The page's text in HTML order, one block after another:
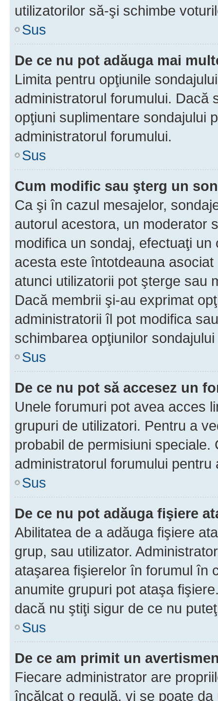
utilizatorilor să-şi schimbe
Sus
De ce nu pot adăuga mai
Limita pentru opţiunile
administratorul forumului. Dacă
opţiuni suplimentare sondajului
administratorul forumului.
Sus
Cum modific sau şterg un
Ca şi în cazul mesajelor,
autorul acestora, un moderator
modifica un sondaj, efectuaţi
acesta este întotdeauna
atunci utilizatorii pot şterge sau
Dacă membrii şi-au exprimat
administratorii îl pot modifica
schimbarea opţiunilor
Sus
De ce nu pot să accesez un
Unele forumuri pot avea acces
grupuri de utilizatori. Pentru a
probabil de permisiuni
administratorul forumului pentru
Sus
De ce nu pot adăuga fişiere
Abilitatea de a adăuga fişiere
grup, sau utilizator.
ataşarea fişierelor în forumul în
anumite grupuri pot ataşa
dacă nu ştiţi sigur de ce nu
Sus
De ce am primit un
Fiecare administrator are
încălcat o regulă, vi se poate